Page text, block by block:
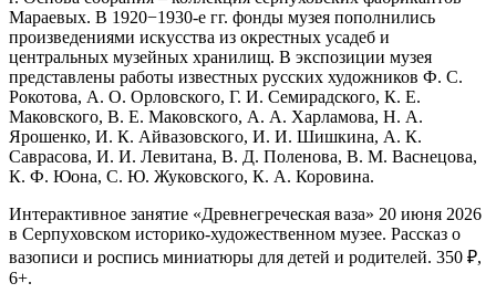
Мараевых. В 1920−1930-е гг. фонды музея пополнились
произведениями искусства из окрестных усадеб и
центральных музейных хранилищ. В экспозиции музея
представлены работы известных русских художников Ф. С.
Рокотова, А. О. Орловского, Г. И. Семирадского, К. Е.
Маковского, В. Е. Маковского, А. А. Харламова, Н. А.
Ярошенко, И. К. Айвазовского, И. И. Шишкина, А. К.
Саврасова, И. И. Левитана, В. Д. Поленова, В. М. Васнецова,
К. Ф. Юона, С. Ю. Жуковского, К. А. Коровина.
Интерактивное занятие «Древнегреческая ваза» 20 июня 2026
в Серпуховском историко-художественном музее. Рассказ о
вазописи и роспись миниатюры для детей и родителей. 350 ₽,
6+.